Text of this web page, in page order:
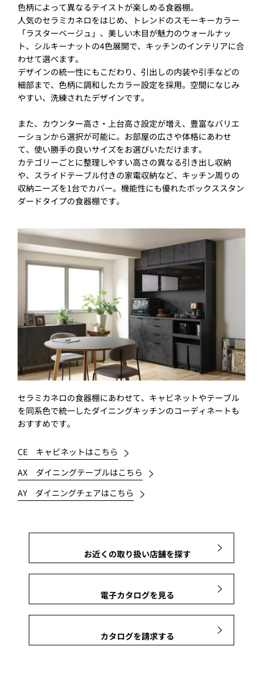
色柄によって異なるテイストが楽しめる食器棚。
人気のセラミカネロをはじめ、トレンドのスモーキーカラー
「ラスターベージュ」、美しい木目が魅力のウォールナッ
ト、シルキーナットの4色展開で、キッチンのインテリアに合
わせて選べます。
デザインの統一性にもこだわり、引出しの内装や引手などの
細部まで、色柄に調和したカラー設定を採用。空間になじみ
やすい、洗練されたデザインです。
また、カウンター高さ・上台高さ設定が増え、豊富なバリエ
ーションから選択が可能に。お部屋の広さや体格にあわせ
て、使い勝手の良いサイズをお選びいただけます。
カテゴリーごとに整理しやすい高さの異なる引き出し収納
や、スライドテーブル付きの家電収納など、キッチン周りの
収納ニーズを1台でカバー。機能性にも優れたボックススタン
ダードタイプの食器棚です。
セラミカネロの食器棚にあわせて、キャビネットやテーブル
を同系色で統一したダイニングキッチンのコーディネートも
おすすめです。
CE キャビネットはこちら
AX ダイニングテーブルはこちら
AY ダイニングチェアはこちら
お近くの取り扱い店舗を探す
電子カタログを見る
カタログを請求する